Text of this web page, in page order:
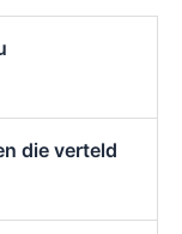
die verteld